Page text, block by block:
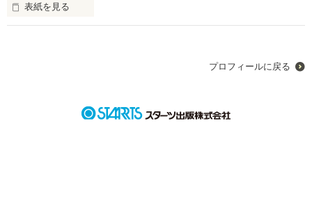
表紙を見る
作品を読む
プロフィールに戻る